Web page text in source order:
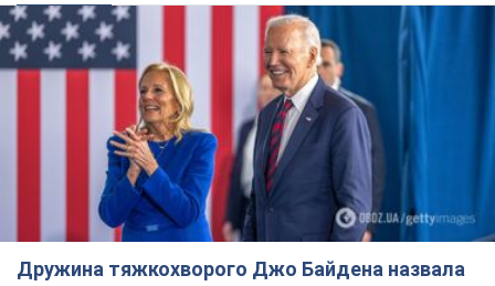
Дружина тяжкохворого Джо Байдена назвала